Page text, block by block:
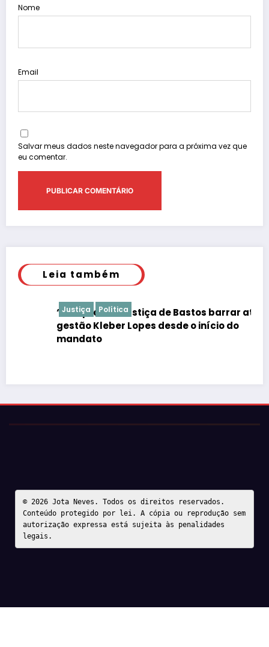
Nome
Email
Salvar meus dados neste navegador para a próxima vez que
eu comentar.
Leia também
Política
“É de praxe”: Justiça de Bastos barrar atos da
gestão Kleber Lopes desde o início do
mandato
© 2026 Jota Neves. Todos os direitos reservados.
Conteúdo protegido por lei. A cópia ou reprodução sem
autorização expressa está sujeita às penalidades
legais.